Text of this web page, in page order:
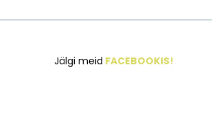
Jälgi meid FACEBOOKIS!